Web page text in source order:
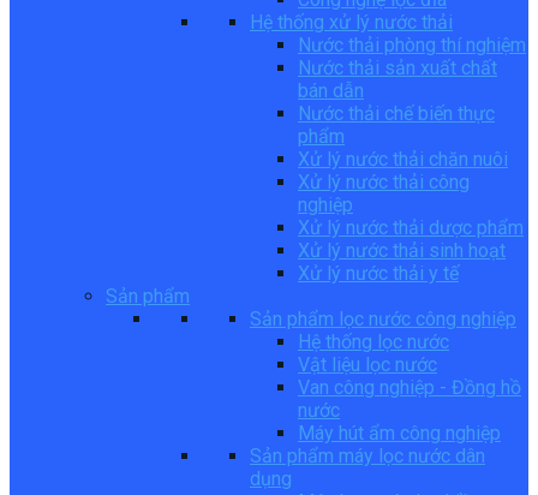
Hệ thống xử lý nước thải
Nước thải phòng thí nghiệm
Nước thải sản xuất chất
bán dẫn
Nước thải chế biến thực
phẩm
Xử lý nước thải chăn nuôi
Xử lý nước thải công
nghiệp
Xử lý nước thải dược phẩm
Xử lý nước thải sinh hoạt
Xử lý nước thải y tế
Sản phẩm
Sản phẩm lọc nước công nghiệp
Hệ thống lọc nước
Vật liệu lọc nước
Van công nghiệp - Đồng hồ
nước
Máy hút ẩm công nghiệp
Sản phẩm máy lọc nước dân
dụng